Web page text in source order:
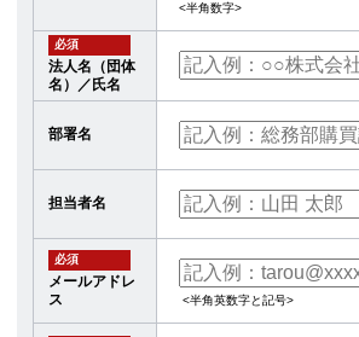
<半角数字>
必須
法人名（団体
名）／氏名
部署名
担当者名
必須
メールアドレ
ス
<半角英数字と記号>